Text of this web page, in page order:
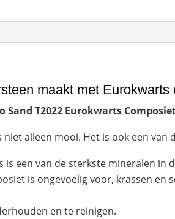
maakt met
Sand T2022 Eurokwarts
niet alleen mooi. Het is ook een
is een van de sterkste mineralen
is ongevoelig voor, krassen
en te reinigen.